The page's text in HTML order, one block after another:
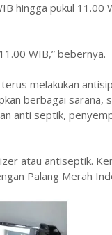
hingga pukul 11.00
WIB,” bebernya.
melakukan
berbagai sarana,
anti septik,
atau antiseptik.
Palang Merah